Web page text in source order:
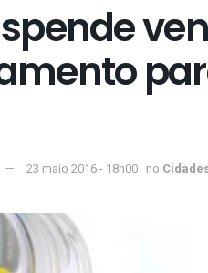
23 maio 2016 - 18h00 no